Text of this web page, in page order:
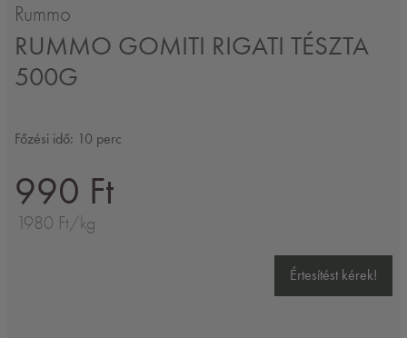
Rummo
RUMMO GOMITI RIGATI TÉSZTA
500G
Főzési idő: 10 perc
990 Ft
1980 Ft/kg
Értesítést kérek!